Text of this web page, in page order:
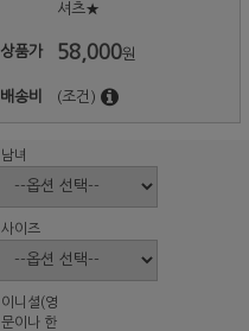
셔츠★
상품가 58,000원
배송비 (조건)
남녀
사이즈
이니셜(영
문이나 한